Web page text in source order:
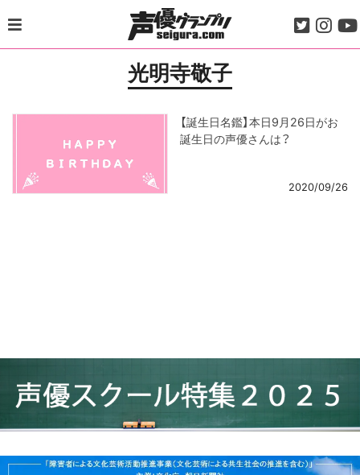
to
content
光明寺敬子
【誕生日名鑑】本日9月26日がお
誕生日の声優さんは？
2020/09/26